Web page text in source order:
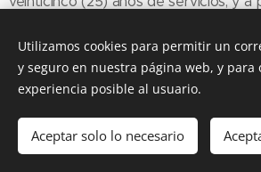
formalmente reconocidos se
establecido en el párrafo anterior.La
Jubilaciones y Pensiones no asumirá
Buenos Aires sean inferiores en
foráneos traídos a computo,
Utilizamos cookies para permitir un
y seguro en nuestra página web, y para
experiencia posible al usuario.
Aceptar solo lo necesario